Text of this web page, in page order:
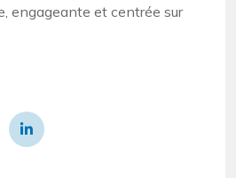
engageante et centrée sur